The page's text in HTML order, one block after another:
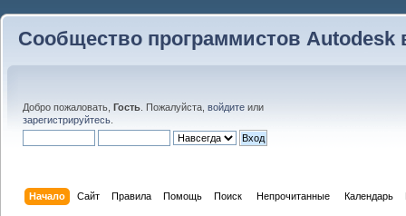
Сообщество программистов Autodesk
Добро пожаловать, Гость . Пожалуйста, войдите или
зарегистрируйтесь
Начало Сайт Правила Помощь Поиск Непрочитанные Календарь